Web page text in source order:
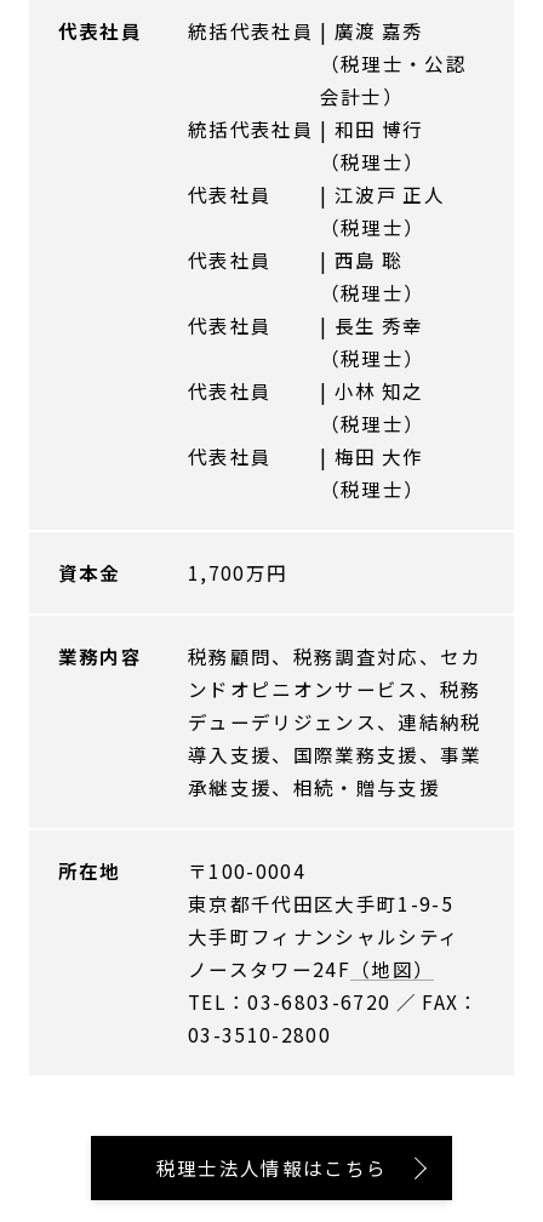
代表社員 統括代表社員
廣渡 嘉秀
（税理士・公認
会計士）
統括代表社員
和田 博行
（税理士）
代表社員
江波戸 正人
（税理士）
代表社員
西島 聡
（税理士）
代表社員
長生 秀幸
（税理士）
代表社員
小林 知之
（税理士）
代表社員
梅田 大作
（税理士）
資本金 1,700万円
業務内容
税務顧問、税務調査対応、セカ
ンドオピニオンサービス、税務
デューデリジェンス、連結納税
導入支援、国際業務支援、事業
承継支援、相続・贈与支援
所在地
〒100-0004
東京都千代田区大手町1-9-5
大手町フィナンシャルシティ
ノースタワー24F （地図）
TEL：03-6803-6720 ／ FAX：
03-3510-2800
税理士法人情報はこちら